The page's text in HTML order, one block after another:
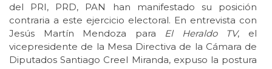
del PRI, PRD, PAN han manifestado su posición
contraria a este ejercicio electoral. En entrevista con
Jesús Martín Mendoza para El Heraldo TV, el
vicepresidente de la Mesa Directiva de la Cámara de
Diputados Santiago Creel Miranda, expuso la postura